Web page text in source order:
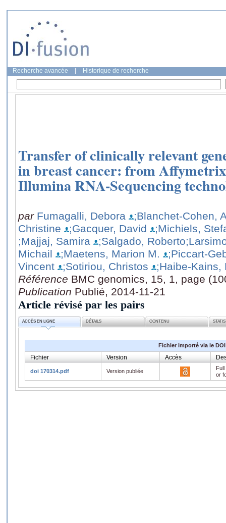
Recherche avancée Historique de recherche
Transfer of clinically relevant
in breast cancer: from
Illumina RNA-Sequencing
par Fumagalli, Debora
;Blanchet-Cohen,
Christine
;Gacquer, David
;Michiels,
;Majjaj, Samira
;Salgado, Roberto
Michail
;Maetens, Marion M.
;Piccart-
Vincent
;Sotiriou, Christos
;Haibe-Kains,
Référence BMC genomics, 15, 1, page
Publication Publié, 2014-11-21
Article révisé par les pairs
ACCÈS EN LIGNE DÉTAILS CONTENU
Fichier importé via le DOI
Fichier Version Accès
doi 170314.pdf Version publiée
or